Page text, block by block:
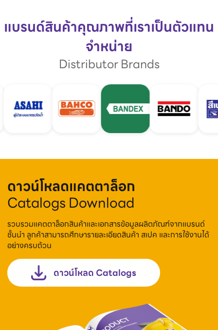
แบรนด์สินค้าคุณภาพที่เราเป็นตัวแทน
จำหน่าย
Distributor Brands
ดาวน์โหลดแคตตาล็อก
Catalogs Download
รวบรวมแคตตาล็อกสินค้าและเอกสารข้อมูลผลิตภัณฑ์จากแบรนด์
ชั้นนำ ลูกค้าสามารถศึกษารายละเอียดสินค้า สเปค และการใช้งานได้
อย่างครบถ้วน
ดาวน์โหลด Catalogs